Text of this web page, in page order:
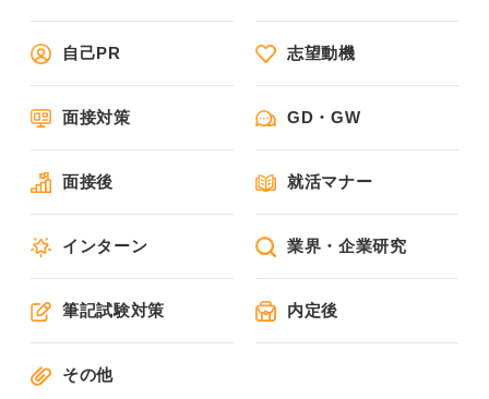
自己PR 志望動機
面接対策 GD・GW
面接後 就活マナー
インターン 業界・企業研究
筆記試験対策 内定後
その他